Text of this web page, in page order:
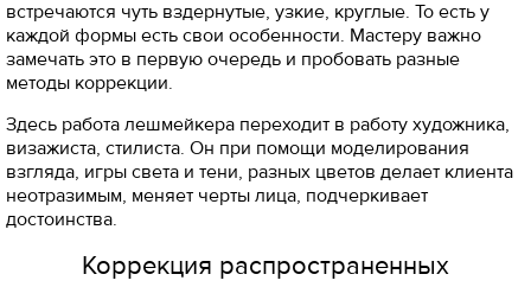
встречаются чуть вздернутые, узкие, круглые. То есть у
каждой формы есть свои особенности. Мастеру важно
замечать это в первую очередь и пробовать разные
методы коррекции.
Здесь работа лешмейкера переходит в работу художника,
визажиста, стилиста. Он при помощи моделирования
взгляда, игры света и тени, разных цветов делает клиента
неотразимым, меняет черты лица, подчеркивает
достоинства.
Коррекция распространенных